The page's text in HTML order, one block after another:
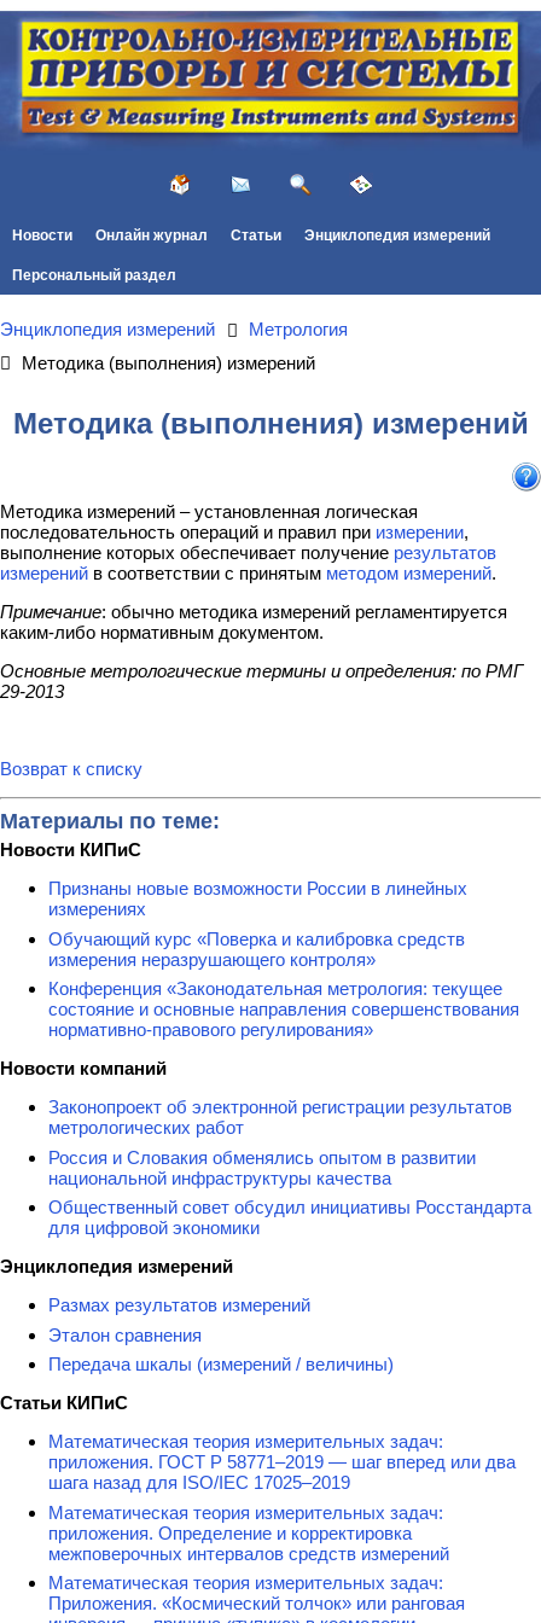
Новости Онлайн журнал Статьи Энциклопедия измерений
Персональный раздел
Энциклопедия измерений
Метрология
Методика (выполнения) измерений
Методика (выполнения) измерений
Методика измерений – установленная логическая
последовательность операций и правил при измерении,
выполнение которых обеспечивает получение результатов
измерений в соответствии с принятым методом измерений.
Примечание: обычно методика измерений регламентируется
каким-либо нормативным документом.
Основные метрологические термины и определения: по РМГ
29-2013
Возврат к списку
Материалы по теме:
Новости КИПиС
Признаны новые возможности России в линейных
измерениях
Обучающий курс «Поверка и калибровка средств
измерения неразрушающего контроля»
Конференция «Законодательная метрология: текущее
состояние и основные направления совершенствования
нормативно-правового регулирования»
Новости компаний
Законопроект об электронной регистрации результатов
метрологических работ
Россия и Словакия обменялись опытом в развитии
национальной инфраструктуры качества
Общественный совет обсудил инициативы Росстандарта
для цифровой экономики
Энциклопедия измерений
Размах результатов измерений
Эталон сравнения
Передача шкалы (измерений / величины)
Статьи КИПиС
Математическая теория измерительных задач:
приложения. ГОСТ Р 58771–2019 — шаг вперед или два
шага назад для ISO/IEC 17025–2019
Математическая теория измерительных задач:
приложения. Определение и корректировка
межповерочных интервалов средств измерений
Математическая теория измерительных задач:
Приложения. «Космический толчок» или ранговая